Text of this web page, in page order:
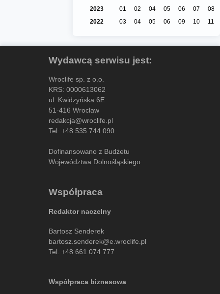
2023
01 02 04 05 06 07
08
2022
03 04 05 06 09 10 11
Wydawcą serwisu jest:
Wroclife sp. z o.o.
KRS: 0000613062
ul. Kwidzyńska 6E
51-416 Wrocław
redakcja@wroclife.pl
Tel: +48 535 744 090
Dofinansowano z Budżetu
Województwa Dolnośląskiego
Współpraca
Redaktor naczelny
Bartosz Senderek
bartosz.senderek@e.wroclife.pl
Tel: +48 661 074 777
Współpraca biznesowa